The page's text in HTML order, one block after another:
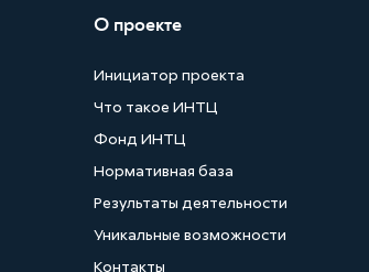
О проекте
Инициатор проекта
Что такое ИНТЦ
Фонд ИНТЦ
Нормативная база
Результаты деятельности
Уникальные возможности
Контакты